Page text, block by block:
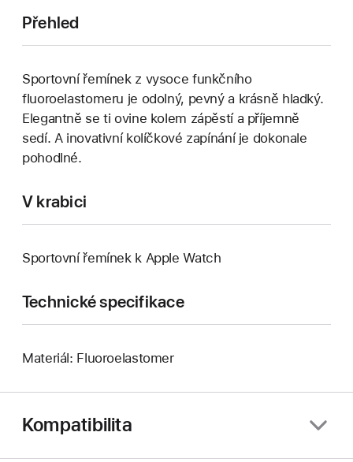
Přehled
Sportovní řemínek z vysoce funkčního
fluoroelastomeru je odolný, pevný a krásně hladký.
Elegantně se ti ovine kolem zápěstí a příjemně
sedí. A inovativní kolíčkové zapínání je dokonale
pohodlné.
V krabici
Sportovní řemínek k Apple Watch
Technické specifikace
Materiál: Fluoroelastomer
Kompatibilita